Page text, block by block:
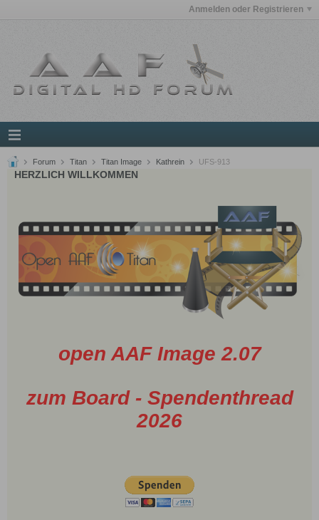
Anmelden oder Registrieren
Forum Titan Titan Image Kathrein UFS-913
HERZLICH WILLKOMMEN
open AAF Image 2.07
zum Board - Spendenthread
2026